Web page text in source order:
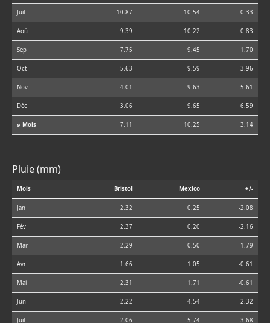
Juil 10.87 10.54 -0.33
Aoû 9.39 10.22 0.83
Sep 7.75 9.45 1.70
Oct 5.63 9.59 3.96
Nov 4.01 9.63 5.61
Déc 3.06 9.65 6.59
⌀ Mois 7.11 10.25 3.14
Pluie (mm)
Mois Bristol Mexico +/-
Jan 2.32 0.25 -2.08
Fév 2.37 0.20 -2.16
Mar 2.29 0.50 -1.79
Avr 1.66 1.05 -0.61
Mai 2.31 1.71 -0.61
Jun 2.22 4.54 2.32
Juil 2.06 5.74 3.68